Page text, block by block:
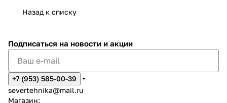
Назад к списку
Подписаться на новости и акции
+7 (953) 585-00-39
severtehnika@mail.ru
Магазин: